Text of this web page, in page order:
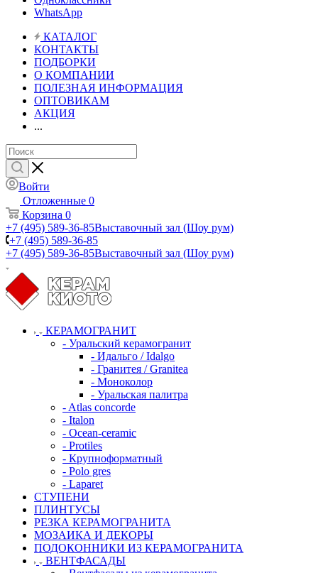
WhatsApp
КАТАЛОГ
КОНТАКТЫ
ПОДБОРКИ
О КОМПАНИИ
ПОЛЕЗНАЯ ИНФОРМАЦИЯ
ОПТОВИКАМ
АКЦИЯ
...
Войти
Отложенные 0
Корзина 0
+7 (495) 589-36-85Выставочный зал (Шоу рум)
+7 (495) 589-36-85
+7 (495) 589-36-85Выставочный зал (Шоу рум)
КЕРАМОГРАНИТ
- Уральский керамогранит
- Идальго / Idalgo
- Гранитея / Granitea
- Моноколор
- Уральская палитра
- Atlas concorde
- Italon
- Ocean-ceramic
- Protiles
- Крупноформатный
- Polo gres
- Laparet
СТУПЕНИ
ПЛИНТУСЫ
РЕЗКА КЕРАМОГРАНИТА
МОЗАИКА И ДЕКОРЫ
ПОДОКОННИКИ ИЗ КЕРАМОГРАНИТА
ВЕНТФАСАДЫ